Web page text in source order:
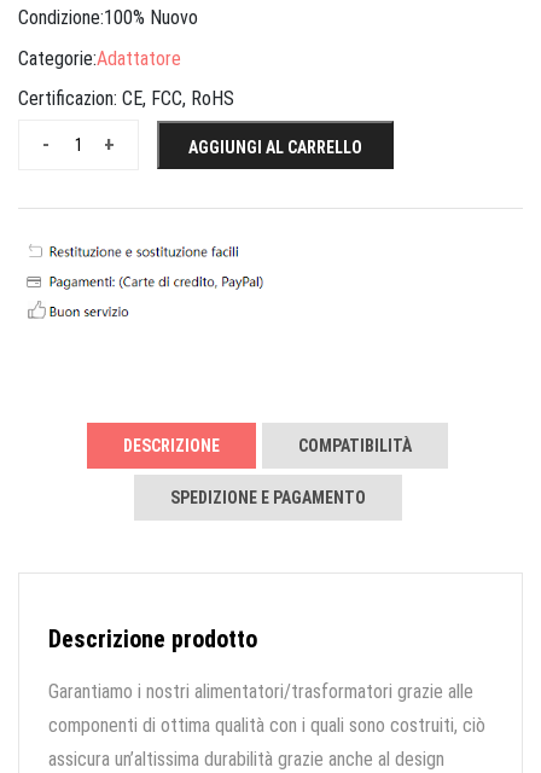
Condizione:100% Nuovo
Categorie:Adattatore
Certificazion: CE, FCC, RoHS
+
- AGGIUNGI AL CARRELLO
DESCRIZIONE COMPATIBILITÀ
SPEDIZIONE E PAGAMENTO
Descrizione prodotto
Garantiamo i nostri alimentatori/trasformatori grazie alle
componenti di ottima qualità con i quali sono costruiti, ciò
assicura un’altissima durabilità grazie anche al design